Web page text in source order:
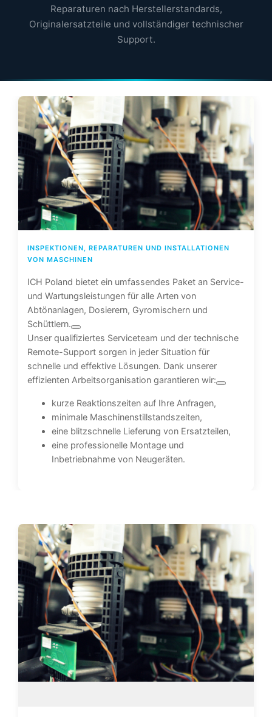
Reparaturen nach Herstellerstandards,
Originalersatzteile und vollständiger technischer
Support.
INSPEKTIONEN, REPARATUREN UND INSTALLATIONEN
VON MASCHINEN
ICH Poland bietet ein umfassendes Paket an Service-
und Wartungsleistungen für alle Arten von
Abtönanlagen, Dosierern, Gyromischern und
Schüttlern.
Unser qualifiziertes Serviceteam und der technische
Remote-Support sorgen in jeder Situation für
schnelle und effektive Lösungen. Dank unserer
effizienten Arbeitsorganisation garantieren wir:
kurze Reaktionszeiten auf Ihre Anfragen,
minimale Maschinenstillstandszeiten,
eine blitzschnelle Lieferung von Ersatzteilen,
eine professionelle Montage und
Inbetriebnahme von Neugeräten.